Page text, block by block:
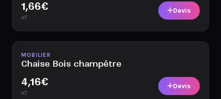
1,66€
HT
Devis
Disponible
MOBILIER
Chaise Bois champêtre
4,16€
HT
Devis